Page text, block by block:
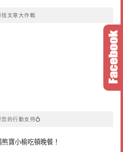
找文章大作戰
您的行動支持💍
寶小榆吃頓晚餐！